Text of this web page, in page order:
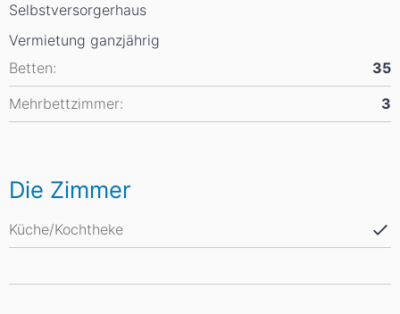
Selbstversorgerhaus
Vermietung ganzjährig
Betten:
35
Mehrbettzimmer:
3
Die Zimmer
Küche/Kochtheke